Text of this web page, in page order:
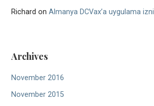
Richard onAlmanya DCVax’a uygulama
Archives
November 2016
November 2015